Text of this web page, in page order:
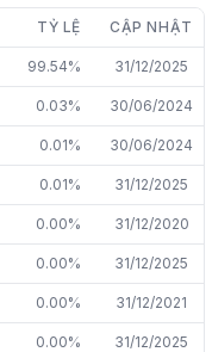
TỶ LỆ CẬP NHẬT
99.54% 31/12/2025
0.03% 30/06/2024
0.01% 30/06/2024
0.01% 31/12/2025
0.00% 31/12/2020
0.00% 31/12/2025
0.00% 31/12/2021
0.00% 31/12/2025